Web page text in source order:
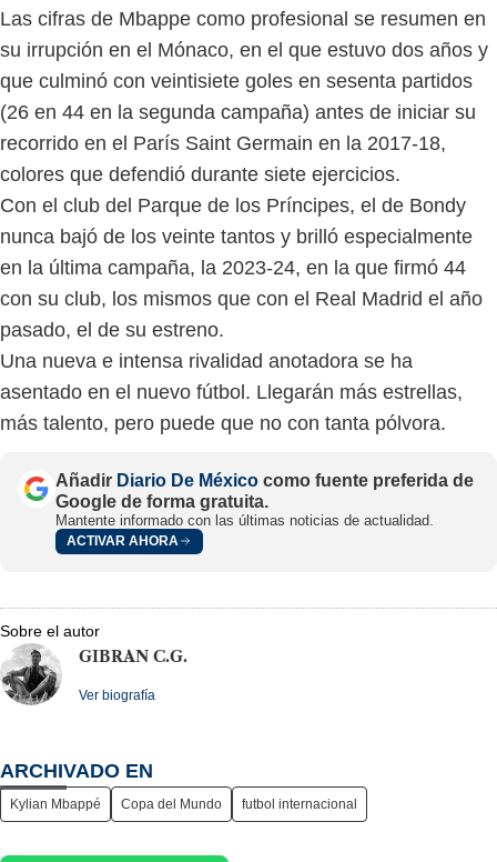
Las cifras de Mbappe como profesional se resumen en
su irrupción en el Mónaco, en el que estuvo dos años y
que culminó con veintisiete goles en sesenta partidos
(26 en 44 en la segunda campaña) antes de iniciar su
recorrido en el París Saint Germain en la 2017-18,
colores que defendió durante siete ejercicios.
Con el club del Parque de los Príncipes, el de Bondy
nunca bajó de los veinte tantos y brilló especialmente
en la última campaña, la 2023-24, en la que firmó 44
con su club, los mismos que con el Real Madrid el año
pasado, el de su estreno.
Una nueva e intensa rivalidad anotadora se ha
asentado en el nuevo fútbol. Llegarán más estrellas,
más talento, pero puede que no con tanta pólvora.
Añadir Diario De México como fuente preferida de
Google de forma gratuita.
Mantente informado con las últimas noticias de actualidad.
ACTIVAR AHORA
Sobre el autor
GIBRAN C.G.
Ver biografía
ARCHIVADO EN
Kylian Mbappé Copa del Mundo futbol internacional